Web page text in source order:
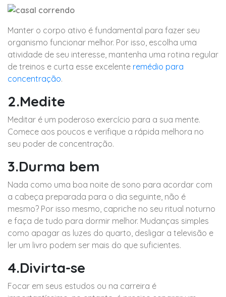
Manter o corpo ativo é fundamental para fazer seu
organismo funcionar melhor. Por isso, escolha uma
atividade de seu interesse, mantenha uma rotina regular
de treinos e curta esse excelente remédio para
concentração.
2.Medite
Meditar é um poderoso exercício para a sua mente.
Comece aos poucos e verifique a rápida melhora no
seu poder de concentração.
3.Durma bem
Nada como uma boa noite de sono para acordar com
a cabeça preparada para o dia seguinte, não é
mesmo? Por isso mesmo, capriche no seu ritual noturno
e faça de tudo para dormir melhor. Mudanças simples
como apagar as luzes do quarto, desligar a televisão e
ler um livro podem ser mais do que suficientes.
4.Divirta-se
Focar em seus estudos ou na carreira é